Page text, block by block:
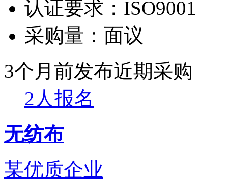
认证要求： ISO9001
采购量： 面议
3个月前发布近期采购
2人报名
无纺布
某优质企业